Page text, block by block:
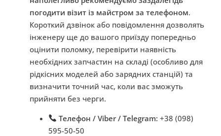
погодити візит із майстром за телефоном.
Короткий дзвінок або повідомлення дозволять
інженеру ще до вашого приїзду попередньо
оцінити поломку, перевірити наявність
необхідних запчастин на складі (особливо для
рідкісних моделей або зарядних станцій) та
визначити точний час, коли вас зможуть
прийняти без черги.
Телефон / Viber / Telegram: +38 (098)
595-50-50